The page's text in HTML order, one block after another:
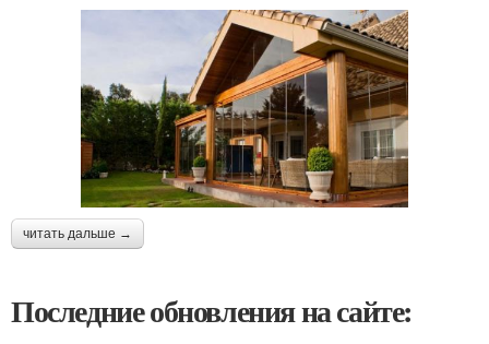
читать дальше →
Последние обновления на сайте: